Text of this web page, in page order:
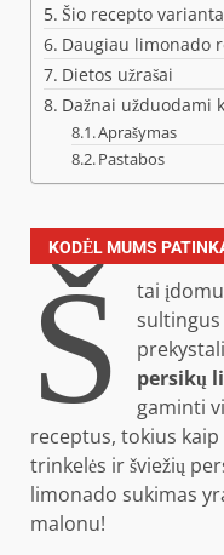
Šio recepto
Daugiau limonado
Dietos užrašai
Dažnai užduodami
Aprašymas
Pastabos
KODĖL MUMS
Š
tai
persikų
gaminti
receptus, tokius
trinkelės ir šviežių
limonado sukimas
malonu!